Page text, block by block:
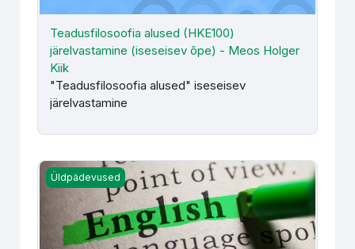
Teadusfilosoofia alused (HKE100)
järelvastamine (iseseisev õpe) - Meos Holger
Kiik
"Teadusfilosoofia alused" iseseisev
järelvastamine
Valdkondlik inglise keel (heaolu) (HKE188) - E. Morel-
Üldpädevused